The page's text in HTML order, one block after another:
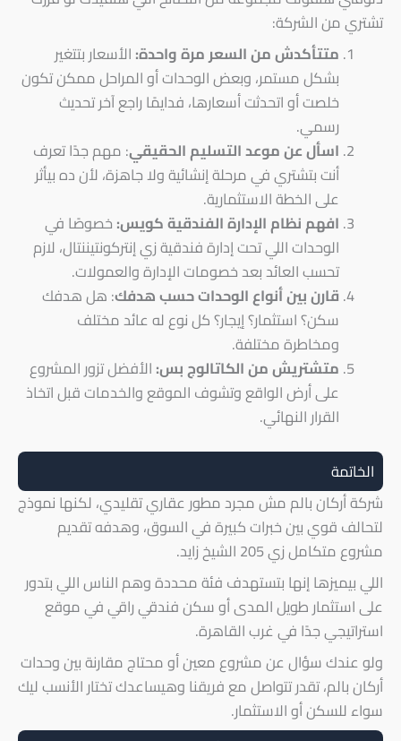
تشتري من الشركة:
متتأكدش من السعر مرة واحدة: الأسعار بتتغير
بشكل مستمر، وبعض الوحدات أو المراحل ممكن تكون
خلصت أو اتحدثت أسعارها، فدايمًا راجع آخر تحديث
رسمي.
اسأل عن موعد التسليم الحقيقي: مهم جدًا تعرف
أنت بتشتري في مرحلة إنشائية ولا جاهزة، لأن ده بيأثر
على الخطة الاستثمارية.
افهم نظام الإدارة الفندقية كويس: خصوصًا في
الوحدات اللي تحت إدارة فندقية زي إنتركونتيننتال، لازم
تحسب العائد بعد خصومات الإدارة والعمولات.
قارن بين أنواع الوحدات حسب هدفك: هل هدفك
سكن؟ استثمار؟ إيجار؟ كل نوع له عائد مختلف
ومخاطرة مختلفة.
متشتريش من الكاتالوج بس: الأفضل تزور المشروع
على أرض الواقع وتشوف الموقع والخدمات قبل اتخاذ
القرار النهائي.
الخاتمة
شركة أركان بالم مش مجرد مطور عقاري تقليدي، لكنها نموذج
لتحالف قوي بين خبرات كبيرة في السوق، وهدفه تقديم
مشروع متكامل زي 205 الشيخ زايد.
اللي بيميزها إنها بتستهدف فئة محددة وهم الناس اللي بتدور
على استثمار طويل المدى أو سكن فندقي راقي في موقع
استراتيجي جدًا في غرب القاهرة.
ولو عندك سؤال عن مشروع معين أو محتاج مقارنة بين وحدات
أركان بالم، تقدر تتواصل مع فريقنا وهيساعدك تختار الأنسب ليك
سواء للسكن أو الاستثمار.